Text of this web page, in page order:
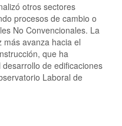
otros sectores
procesos de cambio o
No Convencionales. La
avanza hacia el
que ha
de edificaciones
Laboral de